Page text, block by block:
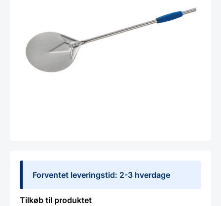
Forventet leveringstid: 2-3 hverdage
Tilkøb til produktet